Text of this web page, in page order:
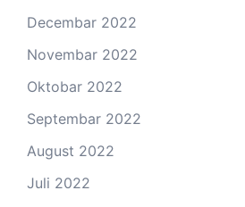
Decembar 2022
Novembar 2022
Oktobar 2022
Septembar 2022
August 2022
Juli 2022